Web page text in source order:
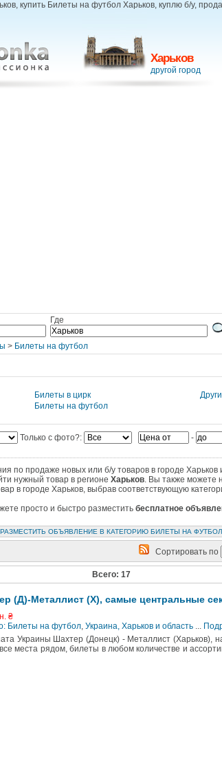
купить Билеты на футбол Харьков, куплю б/у,
Харьков
другой город
Где
> Билеты на футбол
Билеты в цирк
Билеты на футбол
Только с фото?: -
по продаже новых или б/у товаров в городе
нужный товар в регионе Харьков. Вы также можете
в городе Харьков, выбрав соответствующую
просто и быстро разместить бесплатное
РАЗМЕСТИТЬ ОБЪЯВЛЕНИЕ В КАТЕГОРИЮ БИЛЕТЫ НА ФУТБОЛ
Сортировать по
Всего: 17
(Д)-Металлист (Х), самые центральные
₴
Билеты на футбол, Украина, Харьков и область ...
Украины Шахтер (Донецк) - Металлист (Харьков),
места рядом, билеты в любом количестве и